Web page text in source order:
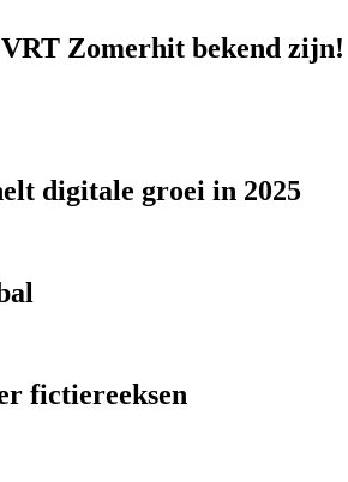
VRT Zomerhit bekend zijn!
digitale groei in 2025
fictiereeksen